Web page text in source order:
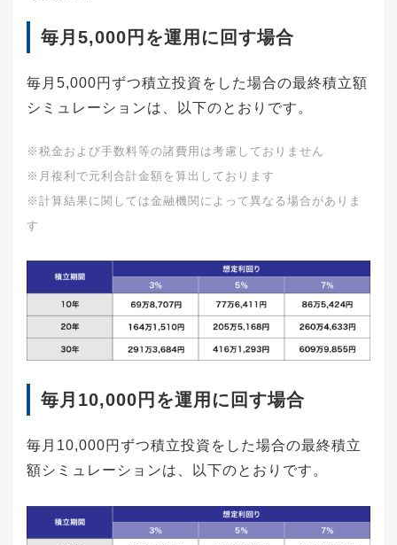
毎月5,000円を運用に回す場合
毎月5,000円ずつ積立投資をした場合の最終積立額
シミュレーションは、以下のとおりです。
※税金および手数料等の諸費用は考慮しておりません
※月複利で元利合計金額を算出しております
※計算結果に関しては金融機関によって異なる場合がありま
す
毎月10,000円を運用に回す場合
毎月10,000円ずつ積立投資をした場合の最終積立
額シミュレーションは、以下のとおりです。